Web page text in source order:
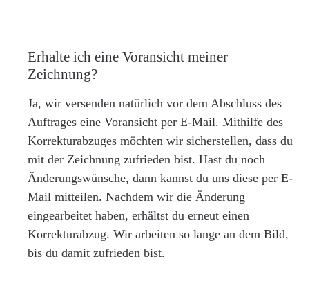
Erhalte ich eine Voransicht meiner
Zeichnung?
Ja, wir versenden natürlich vor dem Abschluss des
Auftrages eine Voransicht per E-Mail. Mithilfe des
Korrekturabzuges möchten wir sicherstellen, dass du
mit der Zeichnung zufrieden bist. Hast du noch
Änderungswünsche, dann kannst du uns diese per E-
Mail mitteilen. Nachdem wir die Änderung
eingearbeitet haben, erhältst du erneut einen
Korrekturabzug. Wir arbeiten so lange an dem Bild,
bis du damit zufrieden bist.